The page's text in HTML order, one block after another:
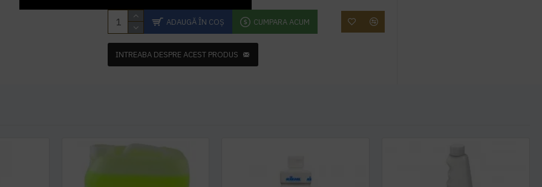
ADAUGĂ ÎN COŞ CUMPARA ACUM
INTREABA DESPRE ACEST PRODUS